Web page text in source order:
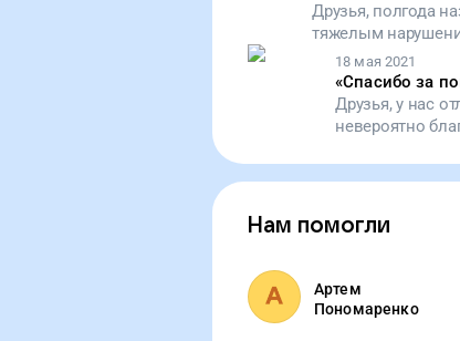
Друзья, полгода
тяжелым
каждого, кто
к вам за
храбрым
совсем чуть-
18 мая 2021
«Спасибо за
Друзья, у нас
невероятно
препарата.
Нам помогли
Артем
Пономаренко